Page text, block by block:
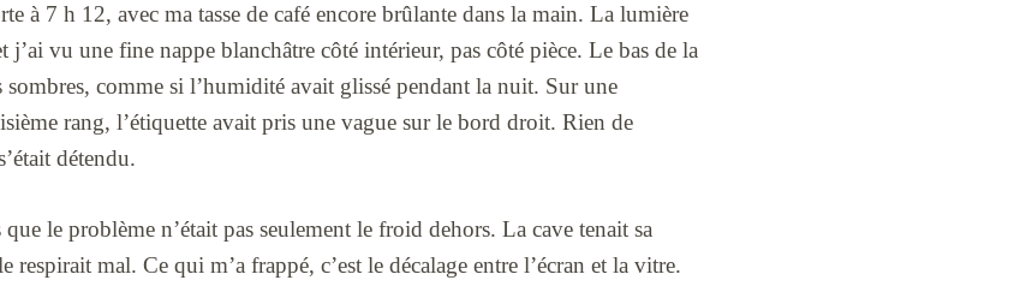
à 7 h 12, avec ma tasse de café encore brûlante dans la main. La lumière
vu une fine nappe blanchâtre côté intérieur, pas côté pièce. Le bas de la
comme si l’humidité avait glissé pendant la nuit. Sur une
rang, l’étiquette avait pris une vague sur le bord droit. Rien de
détendu.
le problème n’était pas seulement le froid dehors. La cave tenait sa
respirait mal. Ce qui m’a frappé, c’est le décalage entre l’écran et la vitre.